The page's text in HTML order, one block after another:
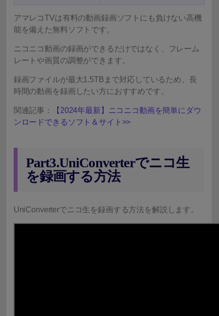
アマレコTVは有料の動画録画ソフトにも負けない高機
能を備えた無料ソフトです。
ニコニコ動画の録画ができるだけではなく、フレーム
レートや画質の調整ができます。
録画ファイルが最大1.5TBまで対応しているため、長
時間の動画を録画したい方におすすめです。
関連記事：
【2024年最新】ニコニコ動画を簡単にダウ
ンロードできるソフト＆サイト>>
Part3.UniConverterでニコ生
を録画する方法
UniConverterでニコ生を録画する方法を解説します。